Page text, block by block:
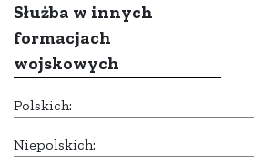
Służba w innych
formacjach
wojskowych
Polskich:
Niepolskich: